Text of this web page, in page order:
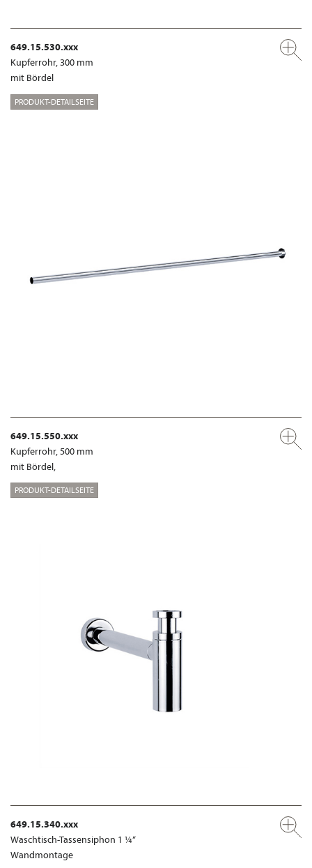
649.15.530.xxx
Kupferrohr, 300 mm
mit Bördel
PRODUKT-DETAILSEITE
649.15.550.xxx
Kupferrohr, 500 mm
mit Bördel,
PRODUKT-DETAILSEITE
649.15.340.xxx
Waschtisch-Tassensiphon 1 ¼“
Wandmontage